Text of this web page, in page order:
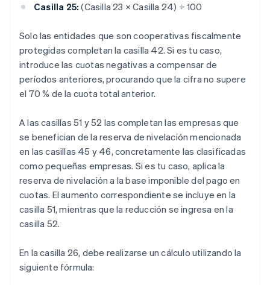
Casilla 25: (Casilla 23 × Casilla 24) ÷ 100
Solo las entidades que son cooperativas fiscalmente
protegidas completan la casilla 42. Si es tu caso,
introduce las cuotas negativas a compensar de
períodos anteriores, procurando que la cifra no supere
el 70 % de la cuota total anterior.
A las casillas 51 y 52 las completan las empresas que
se benefician de la reserva de nivelación mencionada
en las casillas 45 y 46, concretamente las clasificadas
como pequeñas empresas. Si es tu caso, aplica la
reserva de nivelación a la base imponible del pago en
cuotas. El aumento correspondiente se incluye en la
casilla 51, mientras que la reducción se ingresa en la
casilla 52.
En la casilla 26, debe realizarse un cálculo utilizando la
siguiente fórmula: